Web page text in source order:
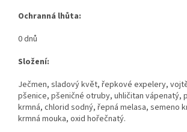
Ochranná lhůta:
0 dnů
Složení:
Ječmen, sladový květ, řepkové expelery,
pšenice, pšeničné otruby, uhličitan vápenatý,
krmná, chlorid sodný, řepná melasa, semeno
krmná mouka, oxid hořečnatý.